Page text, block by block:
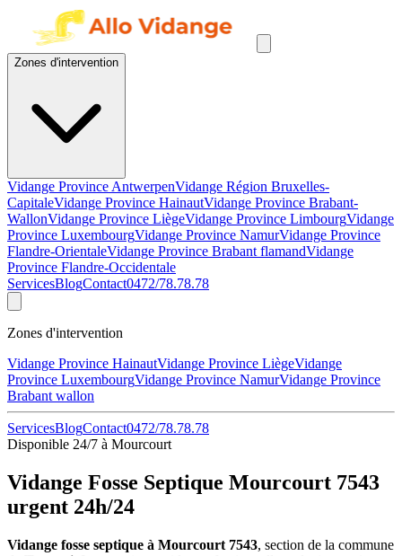
Zones d'intervention
Vidange Province AntwerpenVidange Région Bruxelles-
CapitaleVidange Province HainautVidange Province Brabant-
WallonVidange Province LiègeVidange Province LimbourgVidange
Province LuxembourgVidange Province NamurVidange Province
Flandre-OrientaleVidange Province Brabant flamandVidange
Province Flandre-Occidentale
ServicesBlogContact0472/78.78.78
Zones d'intervention
Vidange Province HainautVidange Province LiègeVidange
Province LuxembourgVidange Province NamurVidange Province
Brabant wallon
ServicesBlogContact0472/78.78.78
Disponible 24/7 à Mourcourt
Vidange Fosse Septique Mourcourt 7543
urgent 24h/24
Vidange fosse septique à Mourcourt 7543, section de la commune